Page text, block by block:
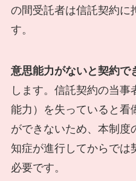
の間受託者は信託契約に
す。
意思能力がないと契約で
します。信託契約の当
能力）を失っていると看
ができないため、本制度
知症が進行してからでは
必要です。